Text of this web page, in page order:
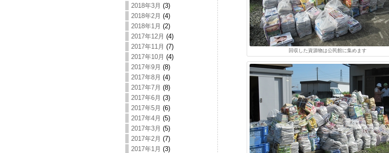
2018年3月 (3)
2018年2月 (4)
2018年1月 (2)
2017年12月 (4)
2017年11月 (7)
2017年10月 (4)
2017年9月 (8)
2017年8月 (4)
2017年7月 (8)
2017年6月 (3)
2017年5月 (6)
2017年4月 (5)
2017年3月 (5)
2017年2月 (7)
2017年1月 (3)
回収した資源物は公民館に集めます